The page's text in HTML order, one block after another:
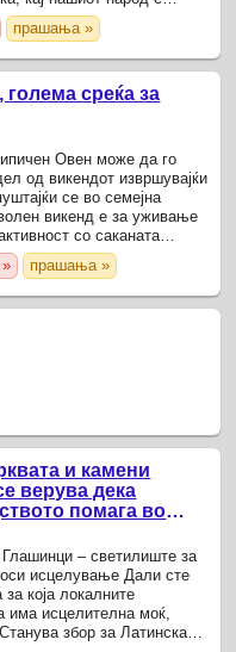
прашања »
среќа за
Овен може да го
од викендот извршувајќи
се во семејна
викенд е за уживање
со саканата
екскурзија
прашања »
и камени
верува дека
помага во
Глашинци – светилиште за
исцелување Дали сте
која локалните
има исцелителна моќ,
збор за Латинската